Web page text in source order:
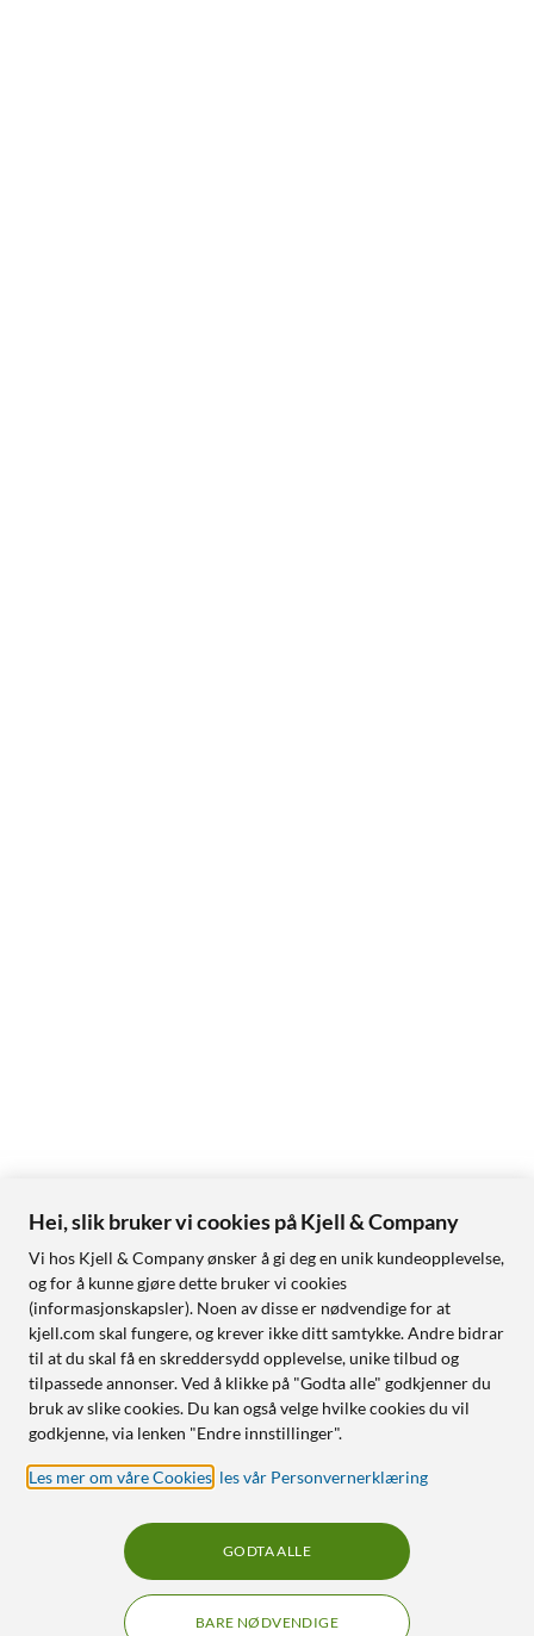
Hei, slik bruker vi cookies på Kjell & Company
Vi hos Kjell & Company ønsker å gi deg en unik kundeopplevelse,
og for å kunne gjøre dette bruker vi cookies
(informasjonskapsler). Noen av disse er nødvendige for at
kjell.com skal fungere, og krever ikke ditt samtykke. Andre bidrar
til at du skal få en skreddersydd opplevelse, unike tilbud og
tilpassede annonser. Ved å klikke på "Godta alle" godkjenner du
bruk av slike cookies. Du kan også velge hvilke cookies du vil
godkjenne, via lenken "Endre innstillinger".
Les mer om våre Cookies les vår Personvernerklæring
BARE NØDVENDIGE
GODTA ALLE